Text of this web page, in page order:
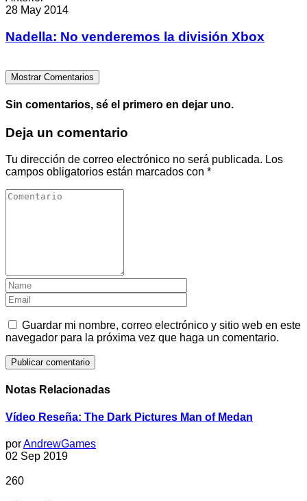
28 May 2014
Nadella: No venderemos la división Xbox
Mostrar Comentarios
Sin comentarios, sé el primero en dejar uno.
Deja un comentario
Tu dirección de correo electrónico no será publicada. Los
campos obligatorios están marcados con *
Guardar mi nombre, correo electrónico y sitio web en este
navegador para la próxima vez que haga un comentario.
Notas Relacionadas
Vídeo Reseña: The Dark Pictures Man of Medan
porAndrewGames
02 Sep 2019
260